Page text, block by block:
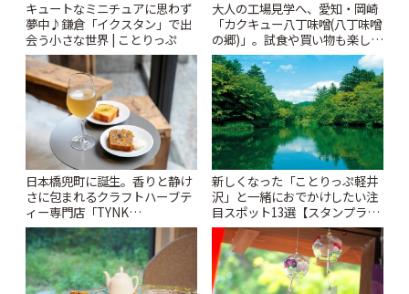
キュートなミニチュアに思わず
夢中♪鎌倉「イクスタン」で出
会う小さな世界 | ことりっぷ
大人の工場見学へ、愛知・岡崎
「カクキュー八丁味噌(八丁味噌
の郷)」。試食や買い物も楽しみ
♪ | ことりっぷ
日本橋兜町に誕生。香りと静け
さに包まれるクラフトハーブテ
ィー専門店「TYNK
Kabutocho」 | ことりっぷ
新しくなった「ことりっぷ軽井
沢」と一緒におでかけしたい注
目スポット13選【スタンプラリ
ー開催中】 | ことりっぷ